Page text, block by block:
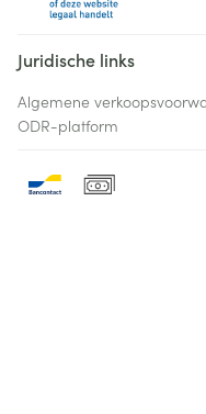
Juridische links
Algemene
ODR-platform